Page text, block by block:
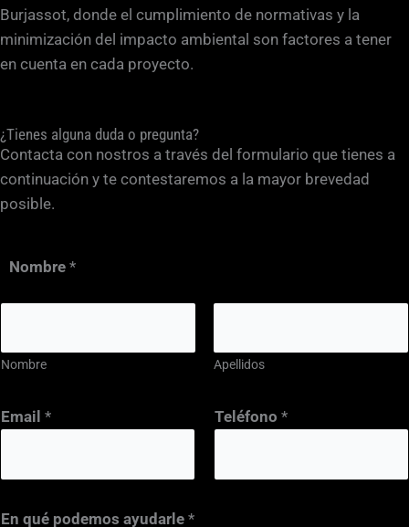
Burjassot, donde el cumplimiento de normativas y la
minimización del impacto ambiental son factores a tener
en cuenta en cada proyecto.
¿Tienes alguna duda o pregunta?
Contacta con nostros a través del formulario que tienes a
continuación y te contestaremos a la mayor brevedad
posible.
Nombre *
Nombre Apellidos
u
p
Email * Teléfono *
En qué podemos ayudarle *